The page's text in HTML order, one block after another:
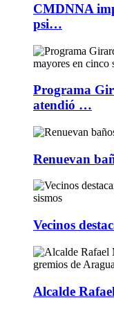
CMDNNA
psi…
Programa
atendió …
Renuevan
Vecinos
Alcalde